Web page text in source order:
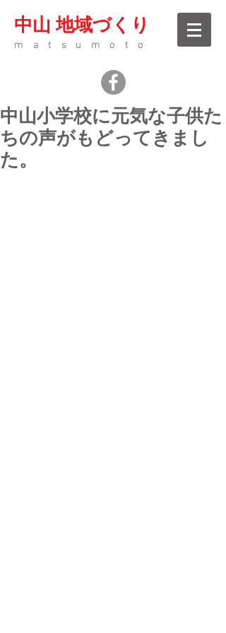
中山 地域づくり
matsumoto
中山小学校に元気な子供た
ちの声がもどってきまし
た。